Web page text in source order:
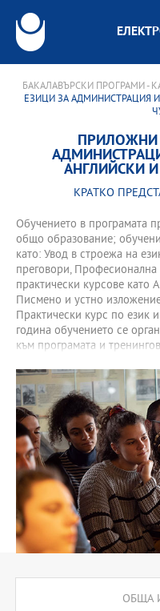
БАКАЛАВЪРСКИ ПРОГРАМИ -
ЕЗИЦИ ЗА АДМИНИСТРАЦИЯ
ПРИЛОЖНИ
АНГЛИЙСКИ
КРАТКО
Обучението в програмата
общо образование;
като: Увод в строежа на
преговори,
практически курсове като
Писмено и устно
Практически курс по език
година обучението се
към програмата и
ОБЩА